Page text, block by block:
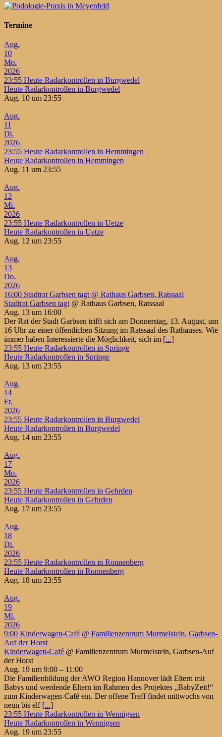
Termine
Aug.
10
Mo.
2026
23:55 Heute Radarkontrollen in Burgwedel
Heute Radarkontrollen in Burgwedel
Aug. 10 um 23:55
Aug.
11
Di.
2026
23:55 Heute Radarkontrollen in Hemmingen
Heute Radarkontrollen in Hemmingen
Aug. 11 um 23:55
Aug.
12
Mi.
2026
23:55 Heute Radarkontrollen in Uetze
Heute Radarkontrollen in Uetze
Aug. 12 um 23:55
Aug.
13
Do.
2026
16:00 Stadtrat Garbsen tagt @ Rathaus Garbsen, Ratssaal
Stadtrat Garbsen tagt @ Rathaus Garbsen, Ratssaal
Aug. 13 um 16:00
Der Rat der Stadt Garbsen trifft sich am Donnerstag, 13. August, um
16 Uhr zu einer öffentlichen Sitzung im Ratssaal des Rathauses. Wie
immer haben Interessierte die Möglichkeit, sich im [...]
23:55 Heute Radarkontrollen in Springe
Heute Radarkontrollen in Springe
Aug. 13 um 23:55
Aug.
14
Fr.
2026
23:55 Heute Radarkontrollen in Burgwedel
Heute Radarkontrollen in Burgwedel
Aug. 14 um 23:55
Aug.
17
Mo.
2026
23:55 Heute Radarkontrollen in Gehrden
Heute Radarkontrollen in Gehrden
Aug. 17 um 23:55
Aug.
18
Di.
2026
23:55 Heute Radarkontrollen in Ronnenberg
Heute Radarkontrollen in Ronnenberg
Aug. 18 um 23:55
Aug.
19
Mi.
2026
9:00 Kinderwagen-Café @ Familienzentrum Murmelstein, Garbsen-
Auf der Horst
Kinderwagen-Café @ Familienzentrum Murmelstein, Garbsen-Auf
der Horst
Aug. 19 um 9:00 – 11:00
Die Familienbildung der AWO Region Hannover lädt Eltern mit
Babys und werdende Eltern im Rahmen des Projektes „BabyZeit!“
zum Kinderwagen-Café ein. Der offene Treff findet mittwochs von
neun bis elf [...]
23:55 Heute Radarkontrollen in Wennigsen
Heute Radarkontrollen in Wennigsen
Aug. 19 um 23:55